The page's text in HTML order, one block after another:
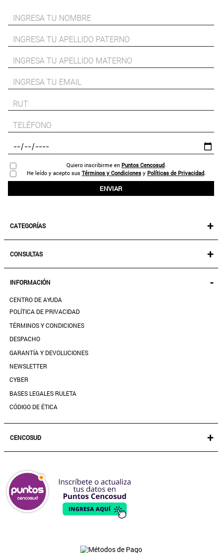
Quiero inscribirme en Puntos Cencosud.
He leído y acepto sus Términos y Condiciones y Políticas de Privacidad.
ENVIAR
CATEGORÍAS +
MUJER
ACCESORIOS
CALZADO
SALE
CONSULTAS +
SEGUIR MI PEDIDO
DESCARGA TU BOLETA AQUÍ
MIS FAVORITOS
GUÍA DE TALLAS
CONTACTANOS
TIENDAS
PREGUNTAS FRECUENTES
INFORMACIÓN -
CENTRO DE AYUDA
POLÍTICA DE PRIVACIDAD
TÉRMINOS Y CONDICIONES
DESPACHO
GARANTÍA Y DEVOLUCIONES
NEWSLETTER
CYBER
BASES LEGALES RULETA
CÓDIGO DE ÉTICA
CENCOSUD +
SEGURO CENCOSUD
VENTA EMPRESA
PARIS
EASY